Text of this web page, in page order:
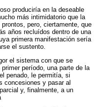
produciría en la deseable
más intimidatorio que la
pero, ciertamente, que
años recluídos dentro de una
primera manifestación sería
el sustento.
el sistema con que se
período, una parte de la
penado, le permitía, si
concesiones y pasar al
y, finalmente, a un